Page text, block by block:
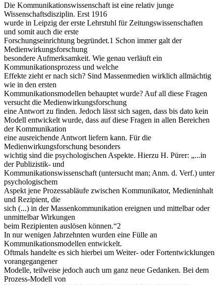
Die Kommunikationswissenschaft ist eine relativ junge
Wissenschaftsdisziplin. Erst 1916
wurde in Leipzig der erste Lehrstuhl für Zeitungswissenschaften
und somit auch die erste
Forschungseinrichtung begründet.1 Schon immer galt der
Medienwirkungsforschung
besondere Aufmerksamkeit. Wie genau verläuft ein
Kommunikationsprozess und welche
Effekte zieht er nach sich? Sind Massenmedien wirklich allmächtig
wie in den ersten
Kommunikationsmodellen behauptet wurde? Auf all diese Fragen
versucht die Medienwirkungsforschung
eine Antwort zu finden. Jedoch lässt sich sagen, dass bis dato kein
Modell entwickelt wurde, dass auf diese Fragen in allen Bereichen
der Kommunikation
eine ausreichende Antwort liefern kann. Für die
Medienwirkungsforschung besonders
wichtig sind die psychologischen Aspekte. Hierzu H. Pürer: „...in
der Publizistik- und
Kommunikationswissenschaft (untersucht man; Anm. d. Verf.) unter
psychologischem
Aspekt jene Prozessabläufe zwischen Kommunikator, Medieninhalt
und Rezipient, die
sich (...) in der Massenkommunikation ereignen und mittelbar oder
unmittelbar Wirkungen
beim Rezipienten auslösen können.“2
In nur wenigen Jahrzehnten wurden eine Fülle an
Kommunikationsmodellen entwickelt.
Oftmals handelte es sich hierbei um Weiter- oder Fortentwicklungen
vorangegangener
Modelle, teilweise jedoch auch um ganz neue Gedanken. Bei dem
Prozess-Modell von